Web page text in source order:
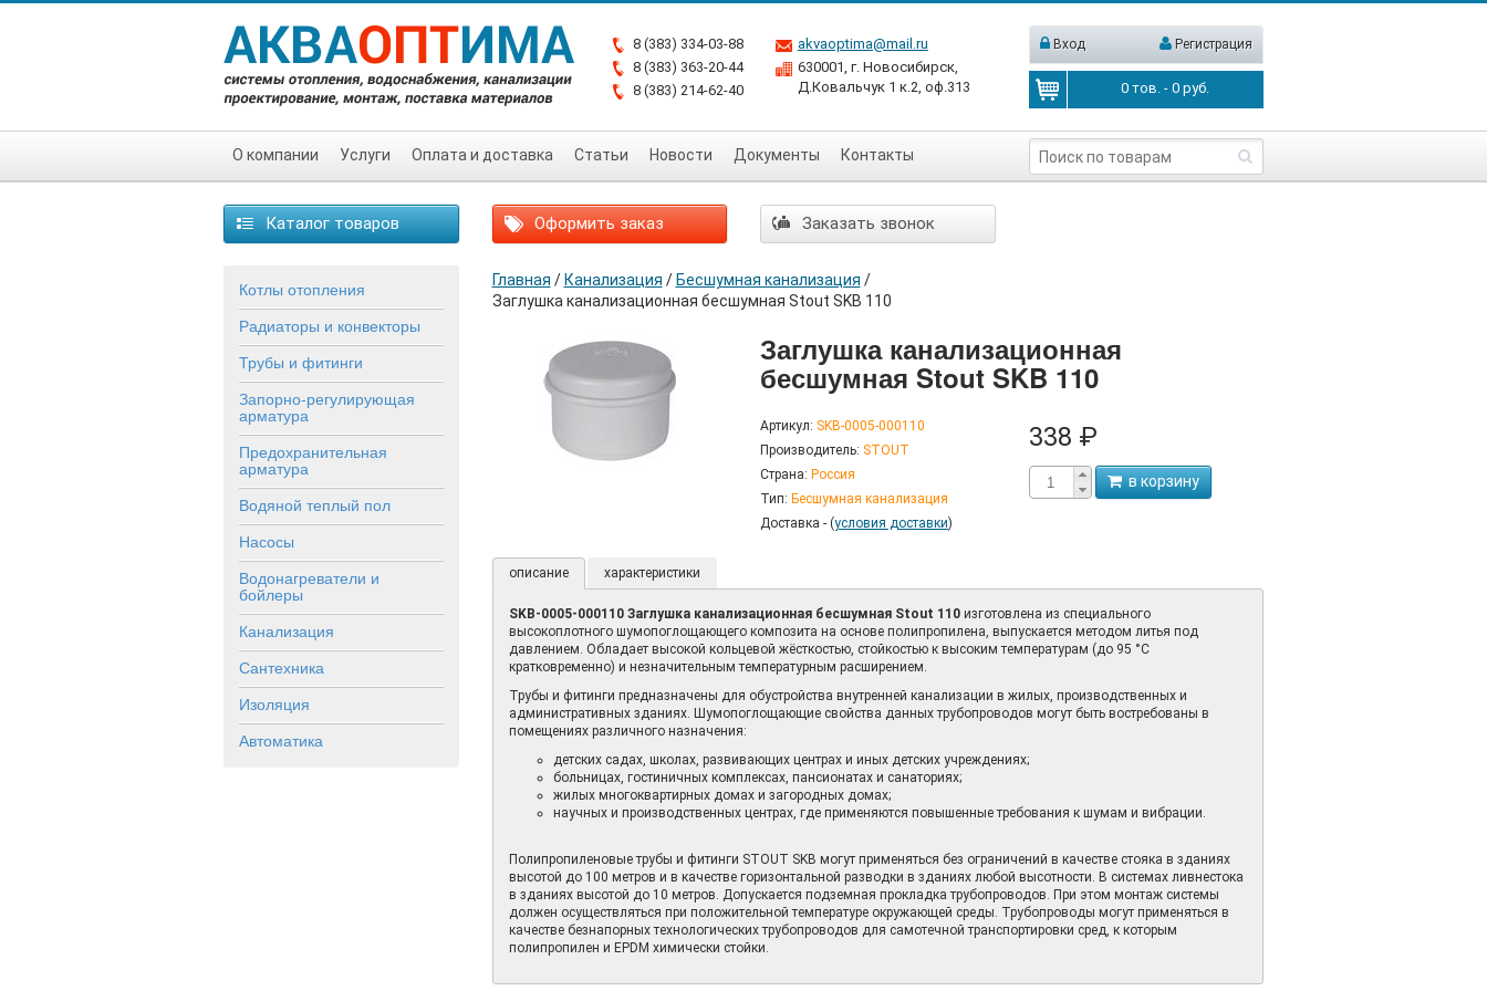
8 (383) 334-03-88
8 (383) 363-20-44
8 (383) 214-62-40
akvaoptima@mail.ru
630001, г. Новосибирск,
Д.Ковальчук 1 к.2, оф.313
Вход Регистрация
0 тов. -0 руб.
О компании Услуги Оплата и доставка Статьи Новости Документы Контакты
Каталог товаров Оформить заказ Заказать звонок
Котлы отопления
Радиаторы и конвекторы
Трубы и фитинги
Запорно-регулирующая
арматура
Предохранительная
арматура
Водяной теплый пол
Насосы
Водонагреватели и
бойлеры
Канализация
Сантехника
Изоляция
Автоматика
Главная / Канализация / Бесшумная канализация /
Заглушка канализационная бесшумная Stout SKB 110
Заглушка канализационная
бесшумная Stout SKB 110
Артикул: SKB-0005-000110
Производитель: STOUT
Страна: Россия
Тип: Бесшумная канализация
Доставка - (условия доставки)
338 ₽
в корзину
описание характеристики
SKB-0005-000110 Заглушка канализационная бесшумная Stout 110 изготовлена из специального
высокоплотного шумопоглощающего композита на основе полипропилена, выпускается методом литья под
давлением. Обладает высокой кольцевой жёсткостью, стойкостью к высоким температурам (до 95 °С
кратковременно) и незначительным температурным расширением.
Трубы и фитинги предназначены для обустройства внутренней канализации в жилых, производственных и
административных зданиях. Шумопоглощающие свойства данных трубопроводов могут быть востребованы в
помещениях различного назначения:
детских садах, школах, развивающих центрах и иных детских учреждениях;
больницах, гостиничных комплексах, пансионатах и санаториях;
жилых многоквартирных домах и загородных домах;
научных и производственных центрах, где применяются повышенные требования к шумам и вибрации.
Полипропиленовые трубы и фитинги STOUT SKB могут применяться без ограничений в качестве стояка в зданиях
высотой до 100 метров и в качестве горизонтальной разводки в зданиях любой высотности. В системах ливнестока
в зданиях высотой до 10 метров. Допускается подземная прокладка трубопроводов. При этом монтаж системы
должен осуществляться при положительной температуре окружающей среды. Трубопроводы могут применяться в
качестве безнапорных технологических трубопроводов для самотечной транспортировки сред, к которым
полипропилен и EPDM химически стойки.